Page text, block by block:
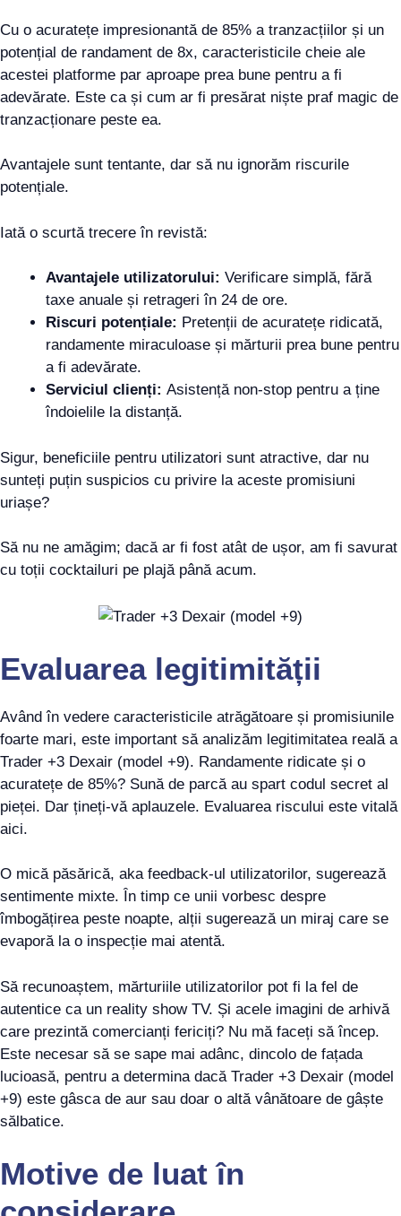
Cu o acuratețe impresionantă de 85% a tranzacțiilor și un
potențial de randament de 8x, caracteristicile cheie ale
acestei platforme par aproape prea bune pentru a fi
adevărate. Este ca și cum ar fi presărat niște praf magic de
tranzacționare peste ea.
Avantajele sunt tentante, dar să nu ignorăm riscurile
potențiale.
Iată o scurtă trecere în revistă:
Avantajele utilizatorului: Verificare simplă, fără
taxe anuale și retrageri în 24 de ore.
Riscuri potențiale: Pretenții de acuratețe ridicată,
randamente miraculoase și mărturii prea bune pentru
a fi adevărate.
Serviciul clienți: Asistență non-stop pentru a ține
îndoielile la distanță.
Sigur, beneficiile pentru utilizatori sunt atractive, dar nu
sunteți puțin suspicios cu privire la aceste promisiuni
uriașe?
Să nu ne amăgim; dacă ar fi fost atât de ușor, am fi savurat
cu toții cocktailuri pe plajă până acum.
Evaluarea legitimității
Având în vedere caracteristicile atrăgătoare și promisiunile
foarte mari, este important să analizăm legitimitatea reală a
Trader +3 Dexair (model +9). Randamente ridicate și o
acuratețe de 85%? Sună de parcă au spart codul secret al
pieței. Dar țineți-vă aplauzele. Evaluarea riscului este vitală
aici.
O mică păsărică, aka feedback-ul utilizatorilor, sugerează
sentimente mixte. În timp ce unii vorbesc despre
îmbogățirea peste noapte, alții sugerează un miraj care se
evaporă la o inspecție mai atentă.
Să recunoaștem, mărturiile utilizatorilor pot fi la fel de
autentice ca un reality show TV. Și acele imagini de arhivă
care prezintă comercianți fericiți? Nu mă faceți să încep.
Este necesar să se sape mai adânc, dincolo de fațada
lucioasă, pentru a determina dacă Trader +3 Dexair (model
+9) este gâsca de aur sau doar o altă vânătoare de gâște
sălbatice.
Motive de luat în